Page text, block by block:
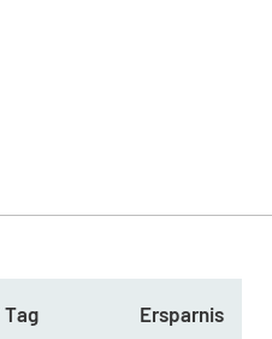
Wolfen , DE
, DE
Hamm , DE
, DE
Tag
Ersparnis